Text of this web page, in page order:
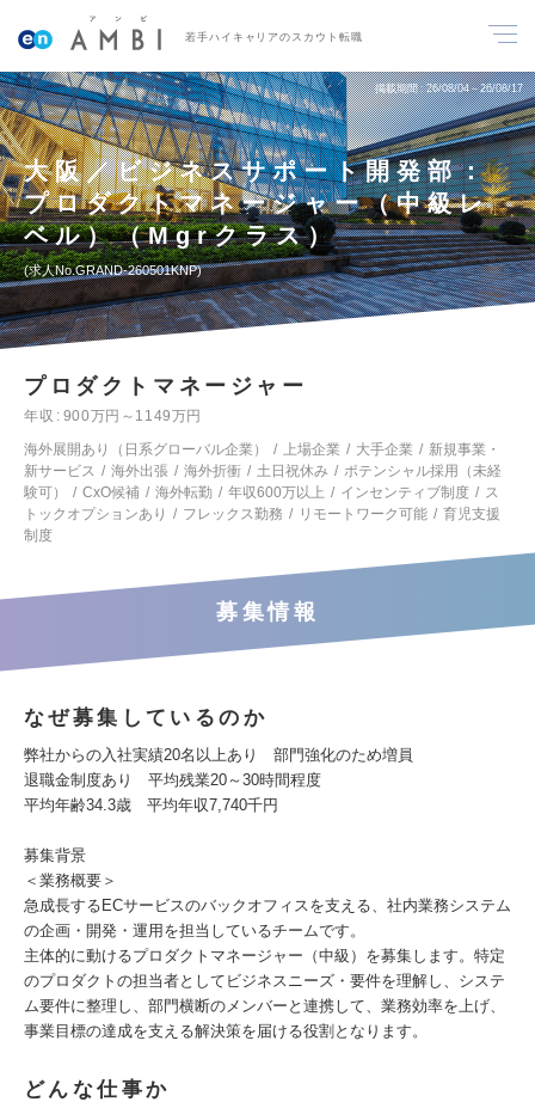
若手ハイキャリアのスカウト転職
掲載期間 26/08/04～26/08/17
大阪／ビジネスサポート開発部：
プロダクトマネージャー（中級レ
ベル）（Mgrクラス）
求人No.GRAND-260501KNP
プロダクトマネージャー
年収
900万円～1149万円
海外展開あり（日系グローバル企業）
上場企業 大手企業
新規事業・
新サービス
海外出張 海外折衝 土日祝休み
ポテンシャル採用（未経
験可）
CxO候補 海外転勤 年収600万以上 インセンティブ制度
ス
トックオプションあり
フレックス勤務 リモートワーク可能
育児支援
制度
募集情報
なぜ募集しているのか
弊社からの入社実績20名以上あり 部門強化のため増員
退職金制度あり 平均残業20～30時間程度
平均年齢34.3歳 平均年収7,740千円
募集背景
＜業務概要＞
急成長するECサービスのバックオフィスを支える、社内業務システム
の企画・開発・運用を担当しているチームです。
主体的に動けるプロダクトマネージャー（中級）を募集します。特定
のプロダクトの担当者としてビジネスニーズ・要件を理解し、システ
ム要件に整理し、部門横断のメンバーと連携して、業務効率を上げ、
事業目標の達成を支える解決策を届ける役割となります。
どんな仕事か